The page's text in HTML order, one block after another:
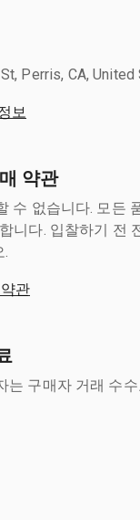
Perris, CA,
보
약관
수 없습니다. 모든
니다. 입찰하기 전
관
는 구매자 거래 수